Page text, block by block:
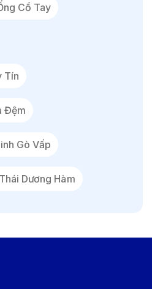
Cổ Tay
Tín
Đệm
Gò Vấp
Dương Hàm